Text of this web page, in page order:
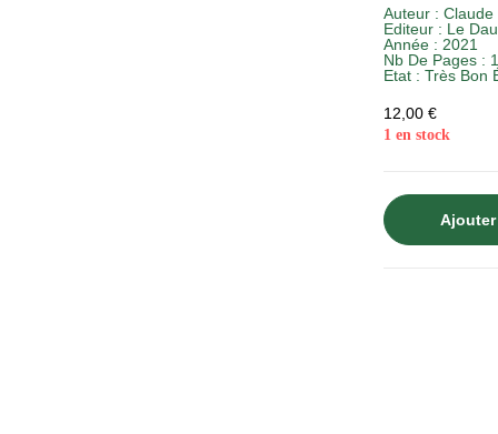
Auteur : Claude
Editeur : Le
Année : 2021
Nb De Pages :
Etat : Très Bon
12,00 €
1 en stock